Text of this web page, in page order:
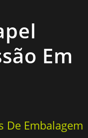
Em
De Embalagem